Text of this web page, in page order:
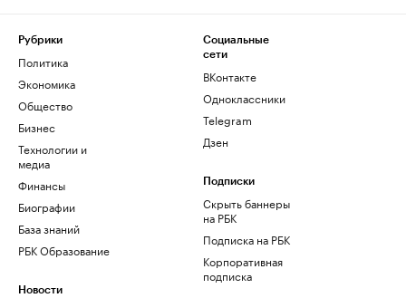
Рубрики
Политика
Экономика
Общество
Бизнес
Технологии и
медиа
Финансы
Биографии
База знаний
РБК Образование
Новости
Социальные
сети
ВКонтакте
Одноклассники
Telegram
Дзен
Подписки
Скрыть баннеры
на РБК
Подписка на РБК
Корпоративная
подписка